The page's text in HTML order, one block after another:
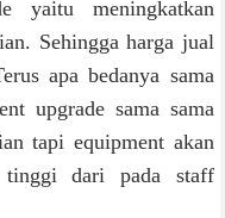
yaitu meningkatkan
Sehingga harga jual
apa bedanya sama
upgrade sama sama
tapi equipment akan
tinggi dari pada staff